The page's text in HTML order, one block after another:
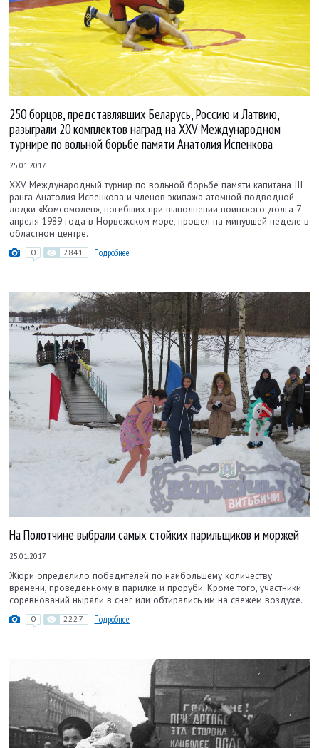
250 борцов, представлявших Беларусь, Россию и Латвию,
разыграли 20 комплектов наград на ХХV Международном
турнире по вольной борьбе памяти Анатолия Испенкова
25.01.2017
ХХV Международный турнир по вольной борьбе памяти капитана III
ранга Анатолия Испенкова и членов экипажа атомной подводной
лодки «Комсомолец», погибших при выполнении воинского долга 7
апреля 1989 года в Норвежском море, прошел на минувшей неделе в
областном центре.
0 2841 Подробнее
На Полотчине выбрали самых стойких парильщиков и моржей
25.01.2017
Жюри определило победителей по наибольшему количеству
времени, проведенному в парилке и проруби. Кроме того, участники
соревнований ныряли в снег или обтирались им на свежем воздухе.
0 2227 Подробнее